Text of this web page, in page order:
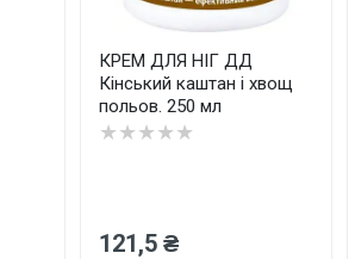
КРЕМ ДЛЯ НІГ ДД
Кінський каштан і хвощ
польов. 250 мл
★★★★★
121,5 ₴